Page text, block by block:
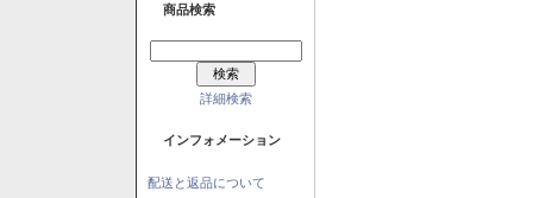
商品検索
詳細検索
インフォメーション
配送と返品について